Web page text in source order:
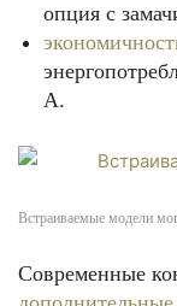
опция с
А.
Встраиваемые модели
Современные